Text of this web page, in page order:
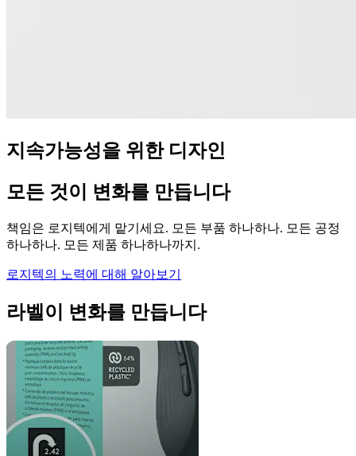
지속가능성을 위한 디자인
모든 것이 변화를 만듭니다
책임은 로지텍에게 맡기세요. 모든 부품 하나하나. 모든 공정
하나하나. 모든 제품 하나하나까지.
로지텍의 노력에 대해 알아보기
라벨이 변화를 만듭니다